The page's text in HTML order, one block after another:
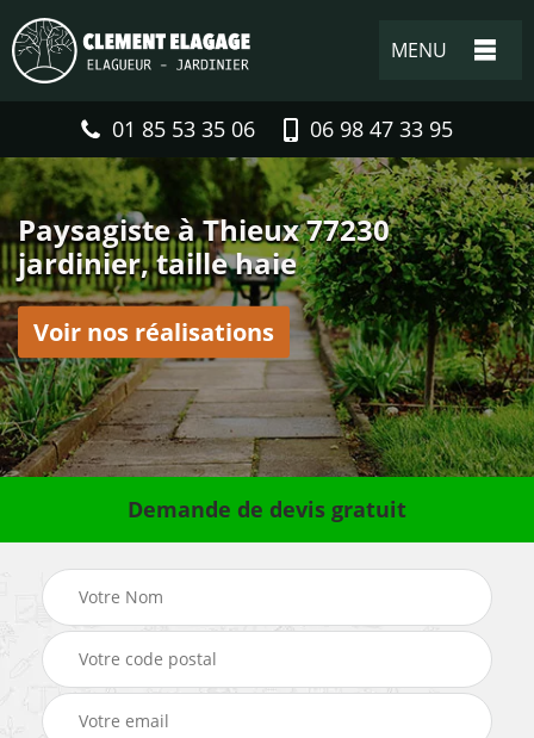
MENU
01 85 53 35 06 06 98 47 33 95
Paysagiste à Thieux 77230
jardinier, taille haie
Voir nos réalisations
Demande de devis gratuit